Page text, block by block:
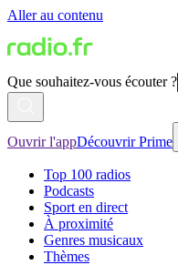
Aller au contenu
Que souhaitez-vous écouter ?
Ouvrir l'appDécouvrir Prime
Top 100 radios
Podcasts
Sport en direct
À proximité
Genres musicaux
Thèmes